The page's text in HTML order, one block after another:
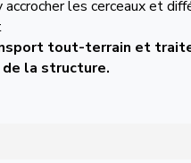
accrocher les cerceaux et
tout-terrain et
la structure.